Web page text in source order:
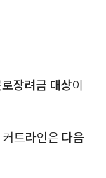
장려금 대상이
트라인은 다음